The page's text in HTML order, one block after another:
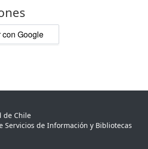
Google
de Chile
Servicios de Información y Bibliotecas